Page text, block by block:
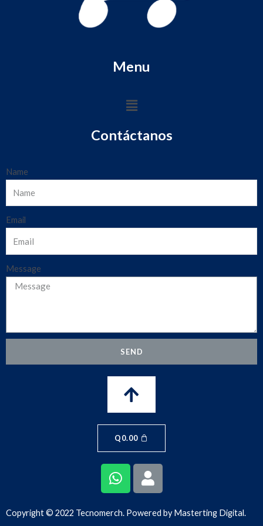
Menu
Contáctanos
Name
Email
Message
SEND
Q0.00
Copyright © 2022 Tecnomerch. Powered byMasterting Digital.